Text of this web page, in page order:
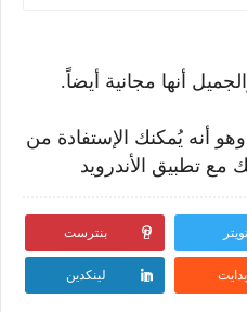
أنها مجانية أيضاً
أنه يُمكنك الإستفادة من
مع تطبيق الأندرويد
تويتر بنترست
لينكدين